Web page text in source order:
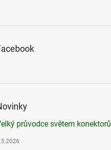
průvodce světem konektorů